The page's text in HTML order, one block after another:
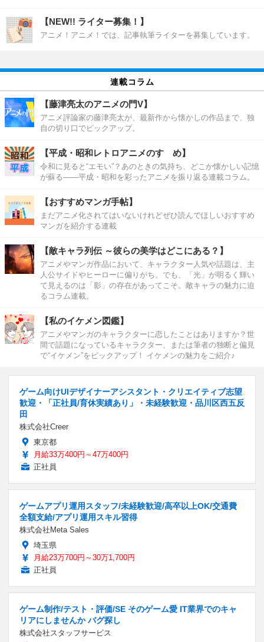
【NEW!! ライター募集！】
アニメ！アニメ！では、記事執筆ライターを募集しています。
連載コラム
【藤津亮太のアニメの門V】
アニメ評論家の藤津亮太が、最新作から懐かしの作品まで、独
自の切り口でピックアップ。
【平成・昭和レトロアニメのすゝめ】
令和に見ると“エモい”？あのときの気持ち、どこか懐かしい記憶
が蘇る――平成・昭和を彩ったアニメを振り返る連載コラム。
【おすすめマンガ手帖】
まだアニメ化されてはいないけれどぜひ読んでほしいおすすめ
マンガを紹介する連載
【敵キャラ列伝 ～彼らの美学はどこにある？】
アニメやマンガ作品において、キャラクター人気や話題は、主
人公サイドやヒーローに偏りがち。でも、「光」が明るく輝い
て見えるのは「影」の存在があってこそ。敵キャラの魅力に迫
るコラム連載。
【私のイケメン図鑑】
アニメやマンガのキャラクターに恋したことはありますか？世
間で話題になっているキャラクター、または筆者の独断と偏見
で“イケメン”をピックアップ！ イケメンの魅力をご紹介♪
ゲーム向けUIデザイナーアシスタント・クリエイティブ志望
歓迎・「正社員/育休実績あり」・未経験歓迎・品川区西五反
田
株式会社Creer
東京都
月給33万400円～47万400円
正社員
ゲームアプリ運用スタッフ/未経験歓迎/高卒以上OK/交通費
全額支給/アプリ運用スキル習得
株式会社Meta Sales
埼玉県
月給23万700円～30万1,700円
正社員
ゲーム制作/テスト・評価/SE そのゲーム愛 IT業界でのキャ
リアにしませんか バグ探し
株式会社スタッフサービス